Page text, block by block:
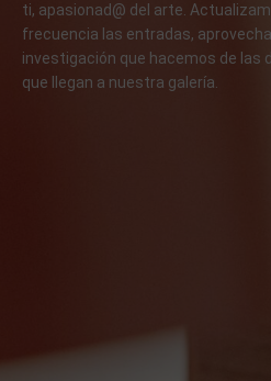
ti, apasionad@ del arte.
frecuencia las entradas,
investigación que hacemos de las
que llegan a nuestra galería.